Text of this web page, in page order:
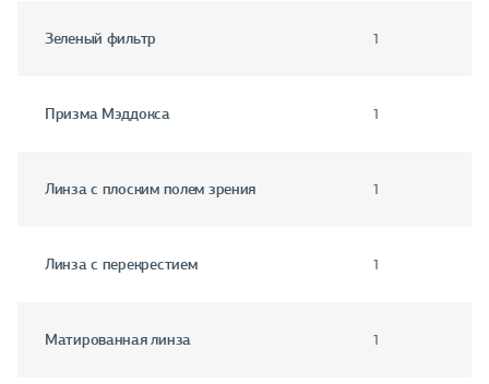
Зеленый фильтр 1
Призма Мэддокса 1
Линза с плоским полем зрения 1
Линза с перекрестием 1
Матированная линза 1